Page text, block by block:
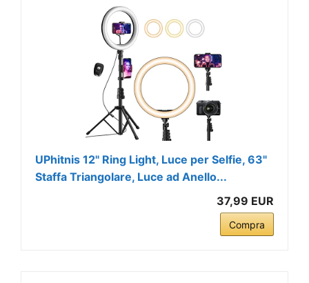
UPhitnis 12" Ring Light, Luce per Selfie, 63"
Staffa Triangolare, Luce ad Anello...
37,99 EUR
Compra